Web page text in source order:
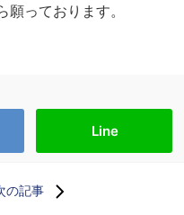
っております。
Line
の記事